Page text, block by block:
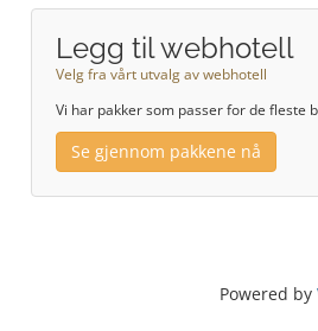
Legg til webhotell
Velg fra vårt utvalg av webhotell
Vi har pakker som passer for de fleste
Se gjennom pakkene nå
Powered by